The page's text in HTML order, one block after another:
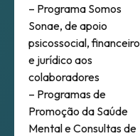
– Programa Somos
Sonae, de apoio
psicossocial, financeiro
e jurídico aos
colaboradores
– Programas de
Promoção da Saúde
Mental e Consultas de